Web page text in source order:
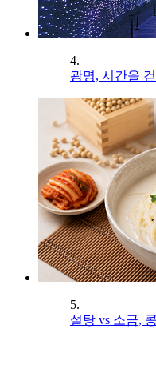
4.
광명, 시간을
5.
설탕 vs 소금,